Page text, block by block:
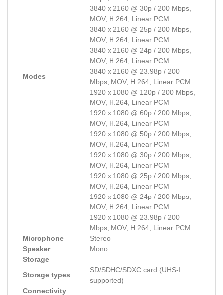
Modes
3840 x 2160 @ 30p / 200 Mbps,
MOV, H.264, Linear PCM
3840 x 2160 @ 25p / 200 Mbps,
MOV, H.264, Linear PCM
3840 x 2160 @ 24p / 200 Mbps,
MOV, H.264, Linear PCM
3840 x 2160 @ 23.98p / 200
Mbps, MOV, H.264, Linear PCM
1920 x 1080 @ 120p / 200 Mbps,
MOV, H.264, Linear PCM
1920 x 1080 @ 60p / 200 Mbps,
MOV, H.264, Linear PCM
1920 x 1080 @ 50p / 200 Mbps,
MOV, H.264, Linear PCM
1920 x 1080 @ 30p / 200 Mbps,
MOV, H.264, Linear PCM
1920 x 1080 @ 25p / 200 Mbps,
MOV, H.264, Linear PCM
1920 x 1080 @ 24p / 200 Mbps,
MOV, H.264, Linear PCM
1920 x 1080 @ 23.98p / 200
Mbps, MOV, H.264, Linear PCM
Microphone
Stereo
Speaker
Mono
Storage
Storage types
SD/SDHC/SDXC card (UHS-I
supported)
Connectivity